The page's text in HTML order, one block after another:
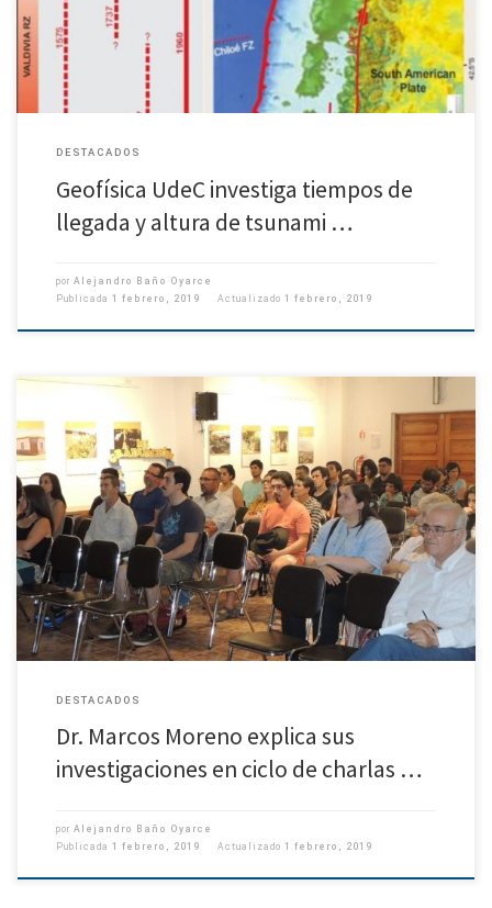
DESTACADOS
Geofísica UdeC investiga tiempos de
llegada y altura de tsunami …
por Alejandro Baño Oyarce
Publicada 1 febrero, 2019 Actualizado 1 febrero, 2019
La Charla «Mecánica de terremotos en Chile» dio inicio ayer al primer ciclo
de conferencias del Departamento de Geofísica que se realizará durante
todo el año en el Museo de […]
DESTACADOS
Dr. Marcos Moreno explica sus
investigaciones en ciclo de charlas …
por Alejandro Baño Oyarce
Publicada 1 febrero, 2019 Actualizado 1 febrero, 2019